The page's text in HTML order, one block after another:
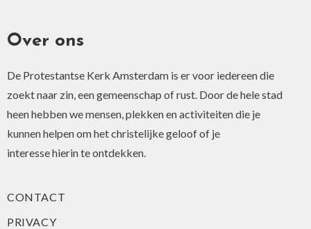
Over ons
De Protestantse Kerk Amsterdam is er voor iedereen die
zoekt naar zin, een gemeenschap of rust. Door de hele stad
heen hebben we mensen, plekken en activiteiten die je
kunnen helpen om het christelijke geloof of je
interesse hierin te ontdekken.
CONTACT
PRIVACY